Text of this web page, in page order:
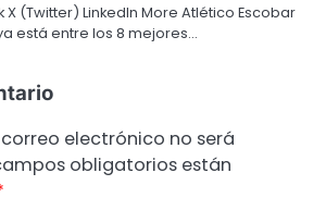
(Twitter) LinkedIn More Atlético Escobar
está entre los 8 mejores…
electrónico no será
obligatorios están